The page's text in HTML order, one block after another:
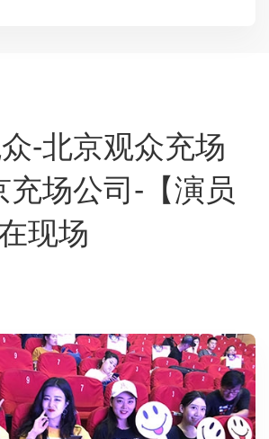
-北京观众充场
充场公司-【演员
现场